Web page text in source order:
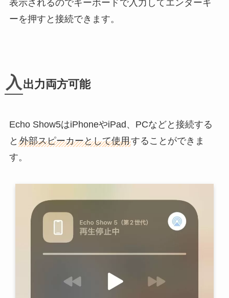
表示されるのでキーボードで入力してエンターキ
ーを押すと接続できます。
入 出力両方可能
Echo Show5はiPhoneやiPad、PCなどと接続する
と 外部スピーカーとして使用することができま
す。